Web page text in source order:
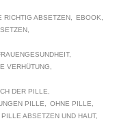
RICHTIG ABSETZEN
EBOOK
VERHÜTUNG
DER PILLE
PILLE
OHNE PILLE
PILLE ABSETZEN UND HAUT